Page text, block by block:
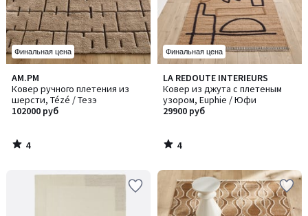
Финальная цена
AM.PM
Ковер ручного плетения из
шерсти, Tézé / Тезэ
102000 руб
4
/
5
4
/
Финальная цена
LA REDOUTE INTERIEURS
Ковер из джута с плетеным
узором, Euphie / Юфи
29900 руб
4
/
5
4
/